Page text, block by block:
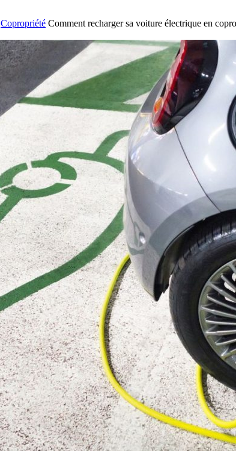
Copropriété Comment recharger sa voiture électrique en